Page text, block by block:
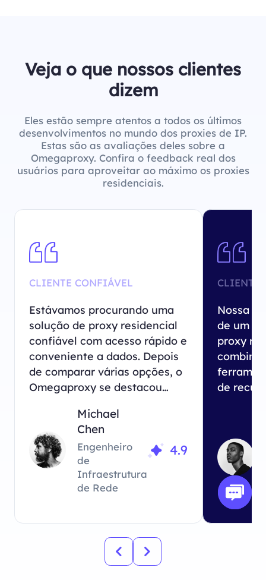
Veja o que nossos clientes
dizem
Eles estão sempre atentos a todos os últimos
desenvolvimentos no mundo dos proxies de IP.
Estas são as avaliações deles sobre a
Omegaproxy. Confira o feedback real dos
usuários para aproveitar ao máximo os proxies
residenciais.
CLIENTE CONFIÁVEL
Estávamos procurando uma
solução de proxy residencial
confiável com acesso rápido e
conveniente a dados. Depois
de comparar várias opções, o
Omegaproxy se destacou
as necessidades do nosso
negócio.
Michael
Chen
Engenheiro
de
Infraestrutura
de Rede
4.9
CLIENTE
Nossa
de um
proxy
de